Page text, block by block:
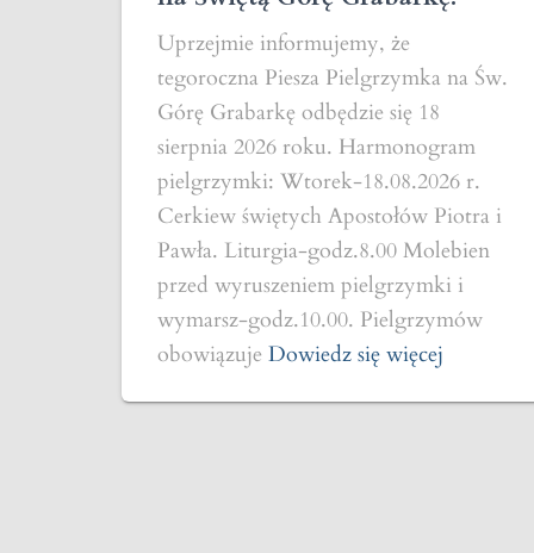
Uprzejmie informujemy, że
tegoroczna Piesza Pielgrzymka na Św.
Górę Grabarkę odbędzie się 18
sierpnia 2026 roku. Harmonogram
pielgrzymki: Wtorek-18.08.2026 r.
Cerkiew świętych Apostołów Piotra i
Pawła. Liturgia-godz.8.00 Molebien
przed wyruszeniem pielgrzymki i
wymarsz-godz.10.00. Pielgrzymów
obowiązuje Dowiedz się więcej